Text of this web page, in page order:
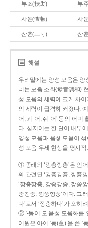
부조(扶助) 부주
사돈(査頓) 사둔
삼촌(三寸) 삼춘
해설
우리말에는 양성 모음은 양
리는 모음 조화(母音調和)
성 모음의 세력이 크게 차
의 세력이 급격히 커졌다.
어, 괴-어, 쥐-어’ 등의 어미
다. 심지어는 한 단어 내부
양성 모음과 음성 모음이
성 모음 우세 현상을 명시
① 종래의 ‘깡총깡총’은 언
와 관련된 ‘강중강중, 깡쭝
‘깡충깡충, 강중강중, 깡쭝
중겅중, 껑쭝껑쭝’이다. 그
다’로서 ‘깡충하다’가 오히
② ‘-동이’도 음성 모음화를
어원은 아이 ‘동(童)’을 쓴